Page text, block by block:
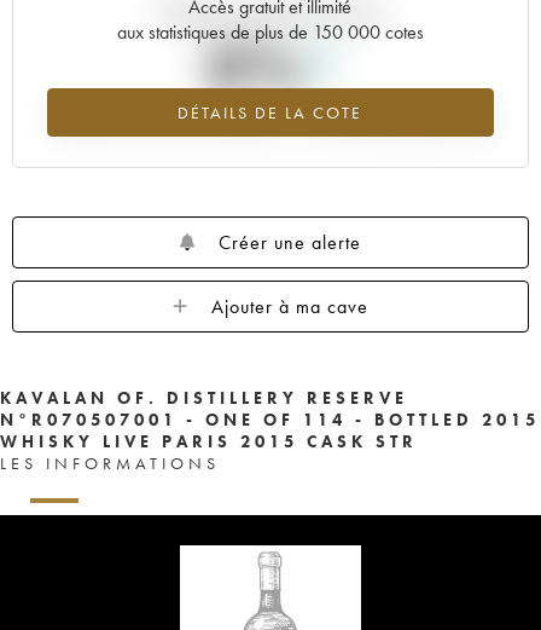
Accès gratuit et illimité
aux statistiques de plus de 150 000 cotes
DÉTAILS DE LA COTE
Tendance actuelle de la cote
0%
Tendance à la hausse du millésime ---- en 2026 par rapport à 2025
Créer une alerte
Ajouter à ma cave
KAVALAN OF. DISTILLERY RESERVE
N°R070507001 - ONE OF 114 - BOTTLED 2015
WHISKY LIVE PARIS 2015 CASK STR
LES INFORMATIONS